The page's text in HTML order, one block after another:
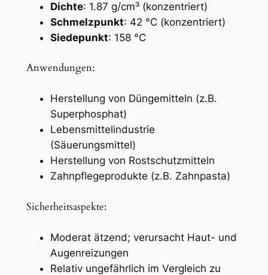
Dichte: 1.87 g/cm³ (konzentriert)
Schmelzpunkt: 42 °C (konzentriert)
Siedepunkt: 158 °C
Anwendungen:
Herstellung von Düngemitteln (z.B.
Superphosphat)
Lebensmittelindustrie
(Säuerungsmittel)
Herstellung von Rostschutzmitteln
Zahnpflegeprodukte (z.B. Zahnpasta)
Sicherheitsaspekte:
Moderat ätzend; verursacht Haut- und
Augenreizungen
Relativ ungefährlich im Vergleich zu